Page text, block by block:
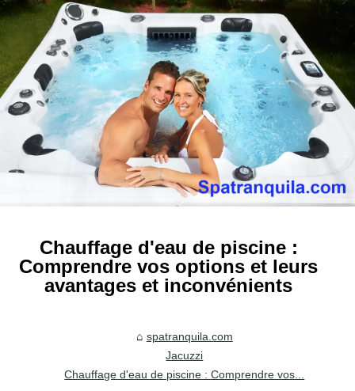
Chauffage d'eau de piscine :
Comprendre vos options et leurs
avantages et inconvénients
spatranquila.com
Jacuzzi
Chauffage d'eau de piscine : Comprendre vos...